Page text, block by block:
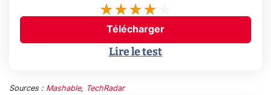
Télécharger
Lire le test
Sources : Mashable, TechRadar